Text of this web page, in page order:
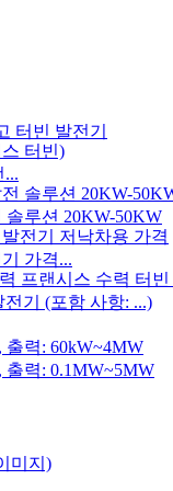
리튬 이온 배터리...
로 수력 고정형 블레
터빈 발전기
...
루션 20KW-50KW
가격...
기 (포함 사항: ...)
리튬 이온 배터리...